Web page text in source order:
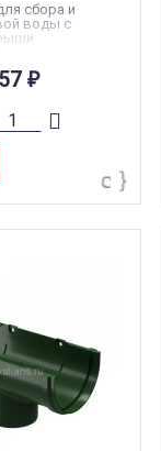
сбора и
воды с
₽